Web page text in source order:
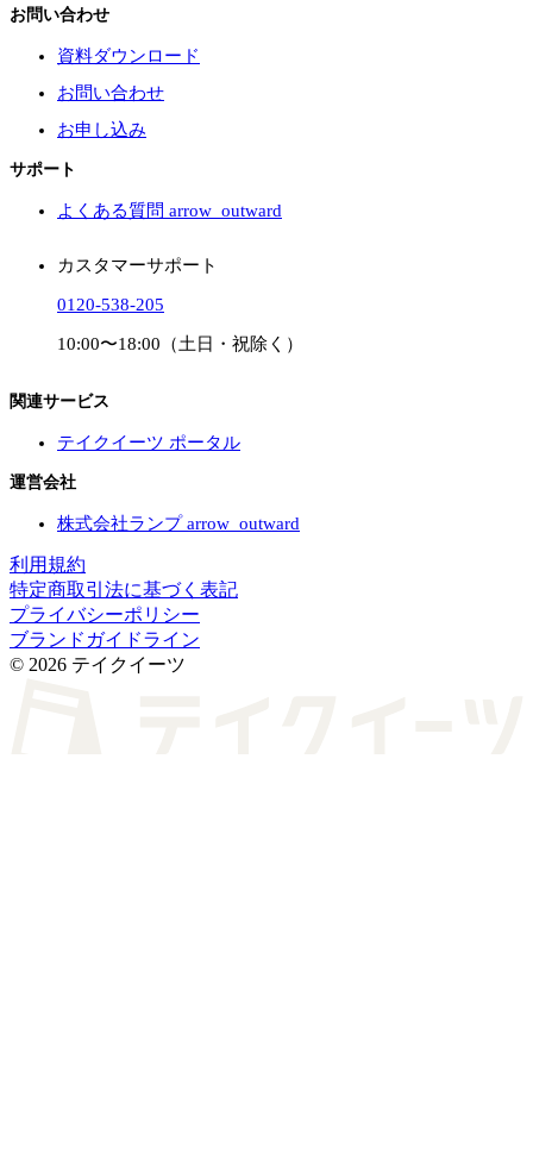
お問い合わせ
資料ダウンロード
お問い合わせ
お申し込み
サポート
よくある質問 arrow_outward
カスタマーサポート
0120-538-205
10:00〜18:00（土日・祝除く）
関連サービス
テイクイーツ ポータル
運営会社
株式会社ランプarrow_outward
利用規約
特定商取引法に基づく表記
プライバシーポリシー
ブランドガイドライン
© 2026 テイクイーツ